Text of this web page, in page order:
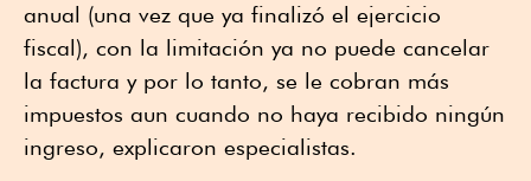
anual (una vez que ya finalizó el ejercicio
fiscal), con la limitación ya no puede cancelar
la factura y por lo tanto, se le cobran más
impuestos aun cuando no haya recibido ningún
ingreso, explicaron especialistas.